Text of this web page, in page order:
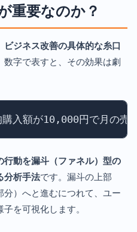
重要なのか？
ビジネス改善の具体的な糸口
数字で表すと、その効果は劇
入額が10,000円で月の売
行動を漏斗（ファネル）型の
分析手法です。漏斗の上部
分）へと進むにつれて、ユー
を可視化します。